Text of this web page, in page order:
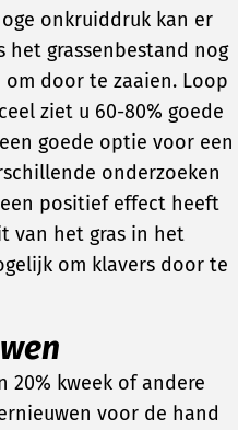
onkruiddruk kan er
het grassenbestand nog
door te zaaien. Loop
ziet u 60-80% goede
goede optie voor een
onderzoeken
positief effect heeft
van het gras in het
om klavers door te
20% kweek of andere
voor de hand